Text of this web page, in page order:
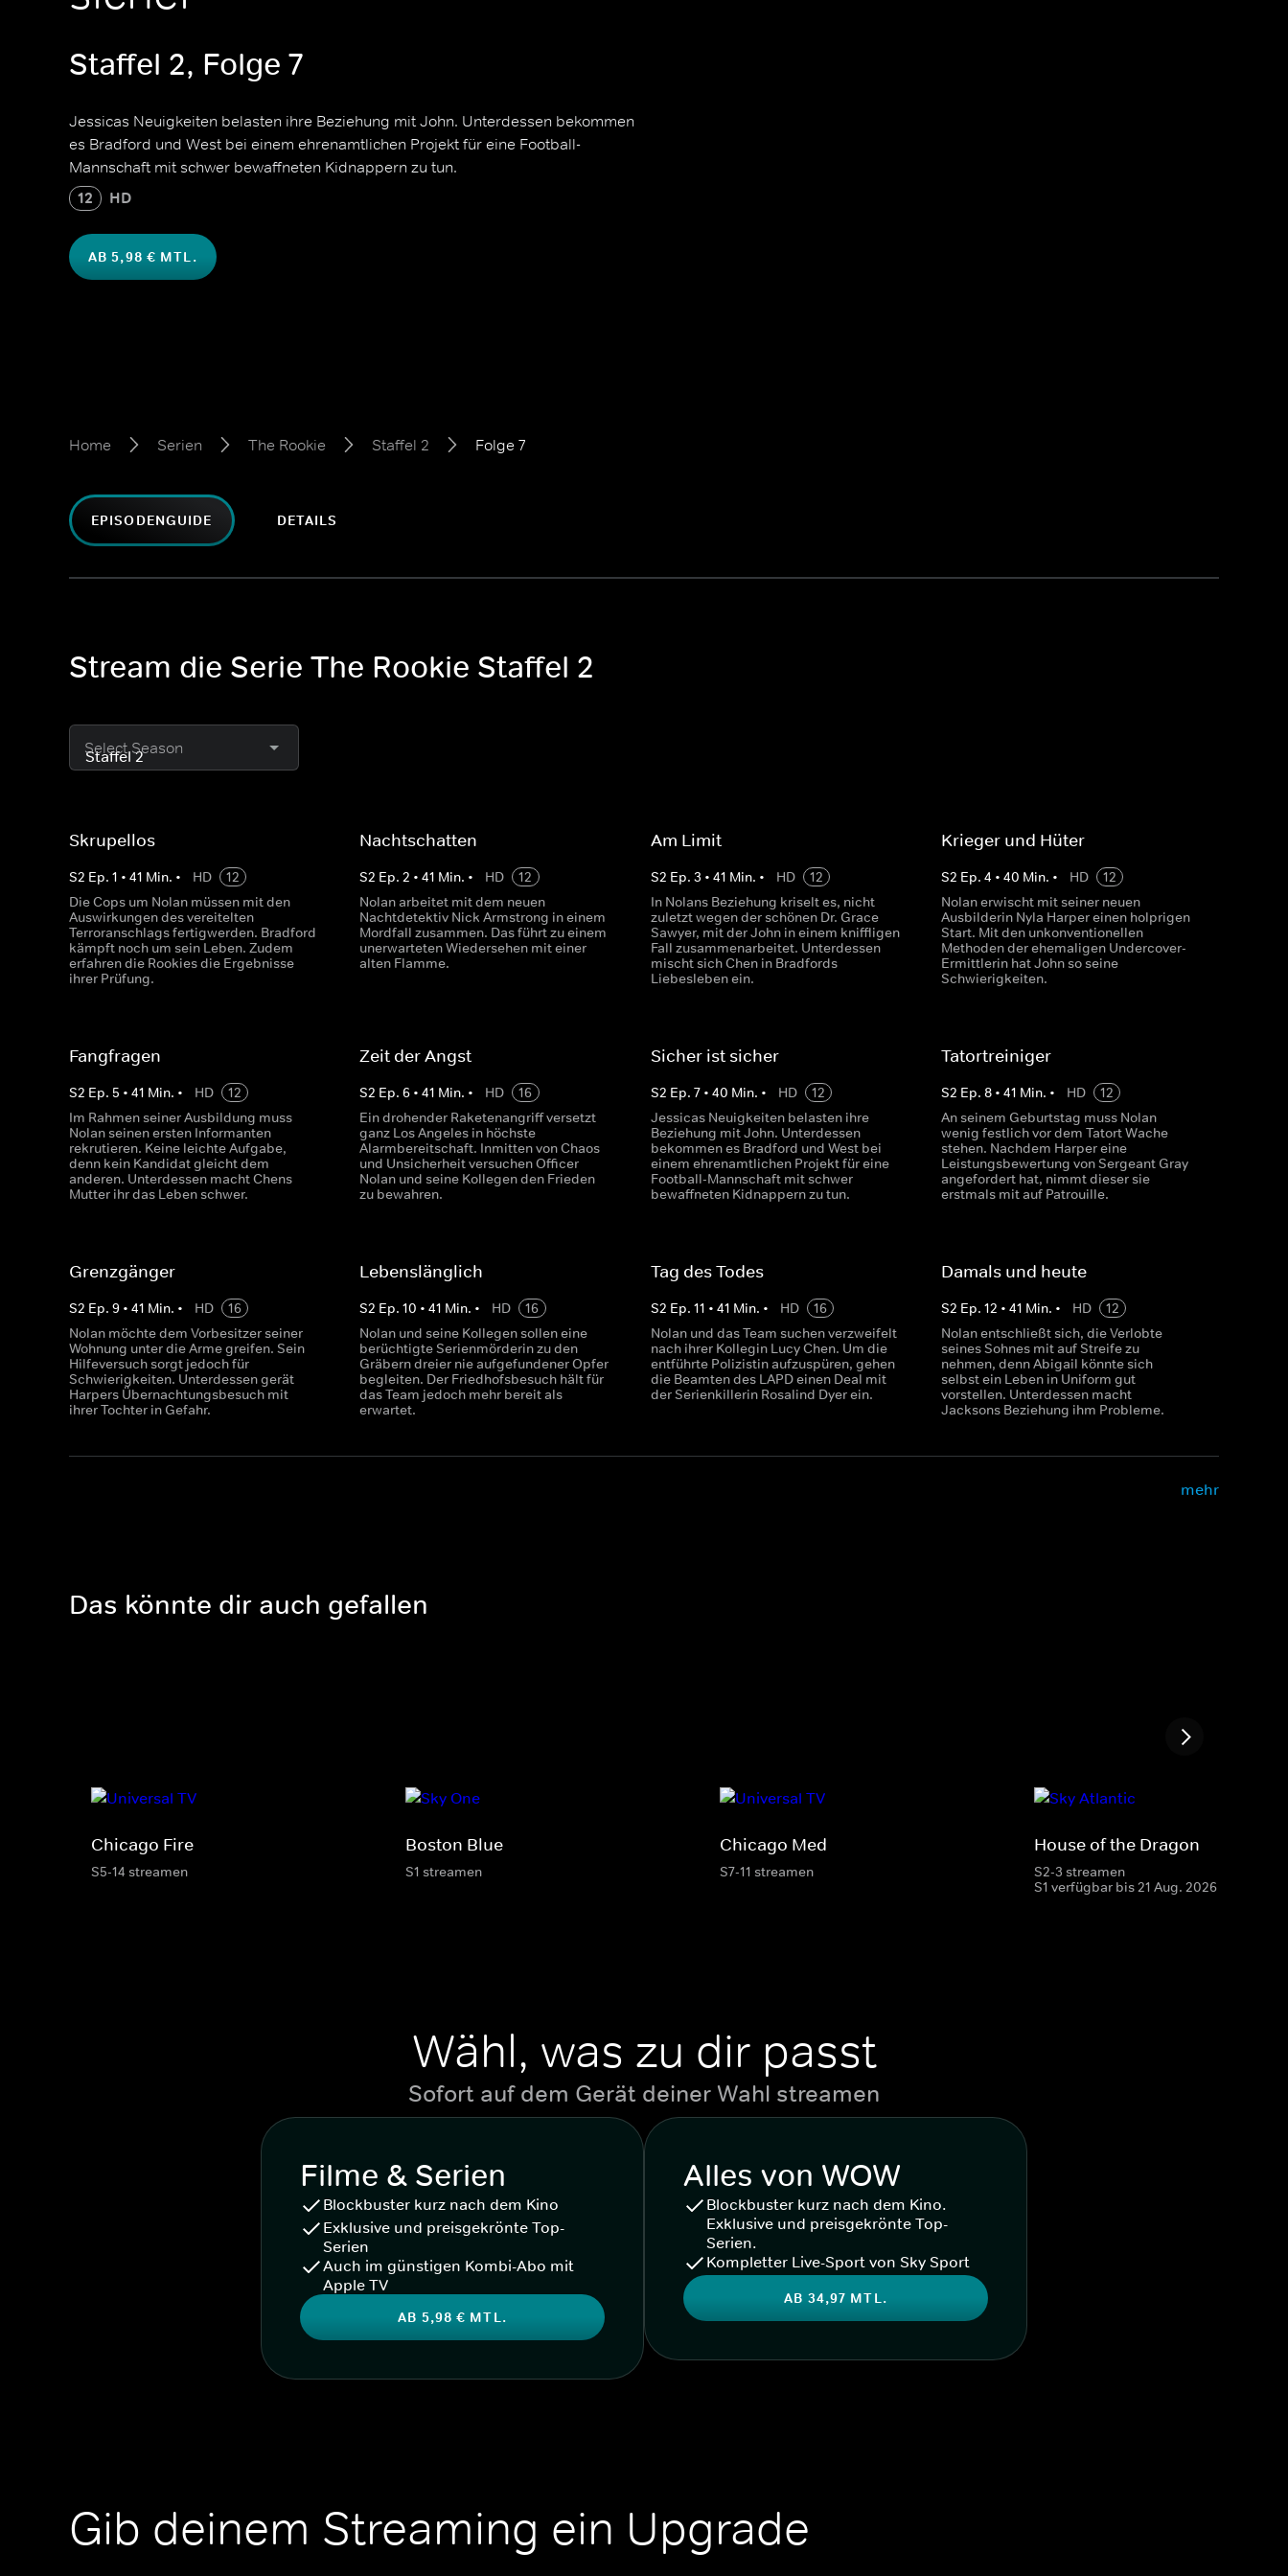
Staffel 2, Folge 7
Jessicas Neuigkeiten belasten ihre Beziehung mit John. Unterdessen bekommen
es Bradford und West bei einem ehrenamtlichen Projekt für eine Football-
Mannschaft mit schwer bewaffneten Kidnappern zu tun.
12 HD
AB 5,98 € MTL.
Home Serien The Rookie Staffel 2 Folge 7
EPISODENGUIDE DETAILS
Stream die Serie The Rookie Staffel 2
Select Season
Skrupellos
S2 Ep. 1 • 41 Min. • HD
12
Die Cops um Nolan müssen mit den
Auswirkungen des vereitelten
Terroranschlags fertigwerden. Bradford
kämpft noch um sein Leben. Zudem
erfahren die Rookies die Ergebnisse
ihrer Prüfung.
Nachtschatten
S2 Ep.2 •41 Min. • HD
12
Nolan arbeitet mit dem neuen
Nachtdetektiv Nick Armstrong in einem
Mordfall zusammen. Das führt zu einem
unerwarteten Wiedersehen mit einer
alten Flamme.
Am Limit
S2 Ep. 3 • 41 Min. • HD
12
In Nolans Beziehung kriselt es, nicht
zuletzt wegen der schönen Dr. Grace
Sawyer, mit der John in einem kniffligen
Fall zusammenarbeitet. Unterdessen
mischt sich Chen in Bradfords
Liebesleben ein.
Krieger und Hüter
S2 Ep. 4 • 40 Min. • HD
12
Nolan erwischt mit seiner neuen
Ausbilderin Nyla Harper einen holprigen
Start. Mit den unkonventionellen
Methoden der ehemaligen Undercover-
Ermittlerin hat John so seine
Schwierigkeiten.
Fangfragen
S2 Ep. 5 • 41 Min. • HD
12
Im Rahmen seiner Ausbildung muss
Nolan seinen ersten Informanten
rekrutieren. Keine leichte Aufgabe,
denn kein Kandidat gleicht dem
anderen. Unterdessen macht Chens
Mutter ihr das Leben schwer.
Zeit der Angst
S2 Ep.6 •41 Min. • HD
16
Ein drohender Raketenangriff versetzt
ganz Los Angeles in höchste
Alarmbereitschaft. Inmitten von Chaos
und Unsicherheit versuchen Officer
Nolan und seine Kollegen den Frieden
zu bewahren.
Sicher ist sicher
S2 Ep. 7• 40 Min. • HD
12
Jessicas Neuigkeiten belasten ihre
Beziehung mit John. Unterdessen
bekommen es Bradford und West bei
einem ehrenamtlichen Projekt für eine
Football-Mannschaft mit schwer
bewaffneten Kidnappern zu tun.
Tatortreiniger
S2 Ep. 8• 41 Min. • HD
12
An seinem Geburtstag muss Nolan
wenig festlich vor dem Tatort Wache
stehen. Nachdem Harper eine
Leistungsbewertung von Sergeant Gray
angefordert hat, nimmt dieser sie
erstmals mit auf Patrouille.
Grenzgänger
S2 Ep. 9 • 41 Min. • HD
16
Nolan möchte dem Vorbesitzer seiner
Wohnung unter die Arme greifen. Sein
Hilfeversuch sorgt jedoch für
Schwierigkeiten. Unterdessen gerät
Harpers Übernachtungsbesuch mit
ihrer Tochter in Gefahr.
Lebenslänglich
S2 Ep.10 •41 Min. • HD
16
Nolan und seine Kollegen sollen eine
berüchtigte Serienmörderin zu den
Gräbern dreier nie aufgefundener Opfer
begleiten. Der Friedhofsbesuch hält für
das Team jedoch mehr bereit als
erwartet.
Tag des Todes
S2 Ep. 11 • 41 Min. • HD
16
Nolan und das Team suchen verzweifelt
nach ihrer Kollegin Lucy Chen. Um die
entführte Polizistin aufzuspüren, gehen
die Beamten des LAPD einen Deal mit
der Serienkillerin Rosalind Dyer ein.
Damals und heute
S2 Ep. 12 • 41 Min. • HD
12
Nolan entschließt sich, die Verlobte
seines Sohnes mit auf Streife zu
nehmen, denn Abigail könnte sich
selbst ein Leben in Uniform gut
vorstellen. Unterdessen macht
Jacksons Beziehung ihm Probleme.
mehr
Das könnte dir auch gefallen
Chicago Fire
S5-14 streamen
Boston Blue
S1 streamen
Chicago Med
S7-11 streamen
House of the Dragon
S2-3 streamen
S1 verfügbar bis 21 Aug. 2026
Wähl, was zu dir passt
Sofort auf dem Gerät deiner Wahl streamen
Filme & Serien
Blockbuster kurz nach dem Kino
Exklusive und preisgekrönte Top-
Serien
Auch im günstigen Kombi-Abo mit
Apple TV
AB 5,98 € MTL.
Alles von WOW
Blockbuster kurz nach dem Kino.
Exklusive und preisgekrönte Top-
Serien.
Kompletter Live-Sport von Sky Sport
AB 34,97 MTL.
Gib deinem Streaming ein Upgrade